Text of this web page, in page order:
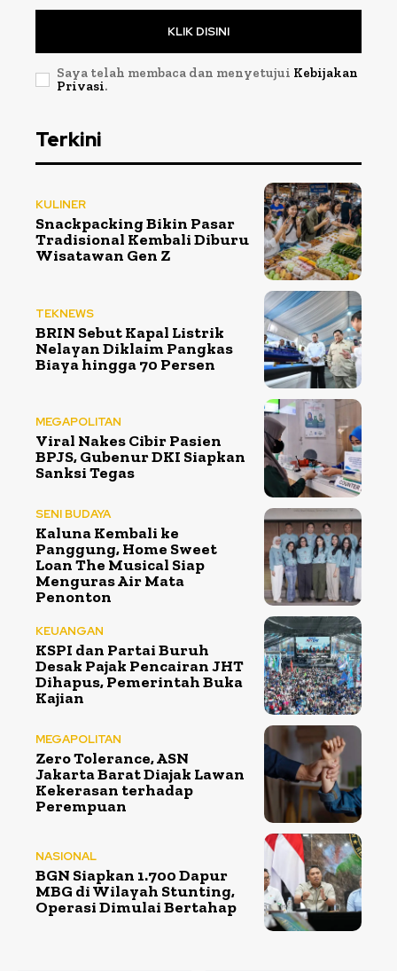
KLIK DISINI
Saya telah membaca dan menyetujui Kebijakan
Privasi.
Terkini
KULINER
Snackpacking Bikin Pasar
Tradisional Kembali Diburu
Wisatawan Gen Z
TEKNEWS
BRIN Sebut Kapal Listrik
Nelayan Diklaim Pangkas
Biaya hingga 70 Persen
MEGAPOLITAN
Viral Nakes Cibir Pasien
BPJS, Gubenur DKI Siapkan
Sanksi Tegas
SENI BUDAYA
Kaluna Kembali ke
Panggung, Home Sweet
Loan The Musical Siap
Menguras Air Mata
Penonton
KEUANGAN
KSPI dan Partai Buruh
Desak Pajak Pencairan JHT
Dihapus, Pemerintah Buka
Kajian
MEGAPOLITAN
Zero Tolerance, ASN
Jakarta Barat Diajak Lawan
Kekerasan terhadap
Perempuan
NASIONAL
BGN Siapkan 1.700 Dapur
MBG di Wilayah Stunting,
Operasi Dimulai Bertahap